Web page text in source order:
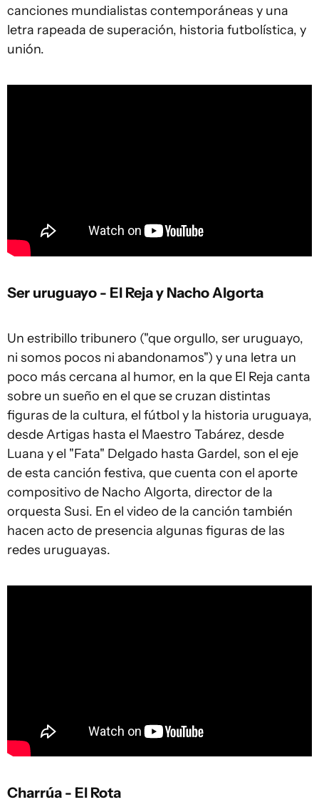
canciones mundialistas contemporáneas y una
letra rapeada de superación, historia futbolística, y
unión.
Ser uruguayo - El Reja y Nacho Algorta
Un estribillo tribunero ("que orgullo, ser uruguayo,
ni somos pocos ni abandonamos") y una letra un
poco más cercana al humor, en la que El Reja canta
sobre un sueño en el que se cruzan distintas
figuras de la cultura, el fútbol y la historia uruguaya,
desde Artigas hasta el Maestro Tabárez, desde
Luana y el "Fata" Delgado hasta Gardel, son el eje
de esta canción festiva, que cuenta con el aporte
compositivo de Nacho Algorta, director de la
orquesta Susi. En el video de la canción también
hacen acto de presencia algunas figuras de las
redes uruguayas.
Charrúa - El Rota